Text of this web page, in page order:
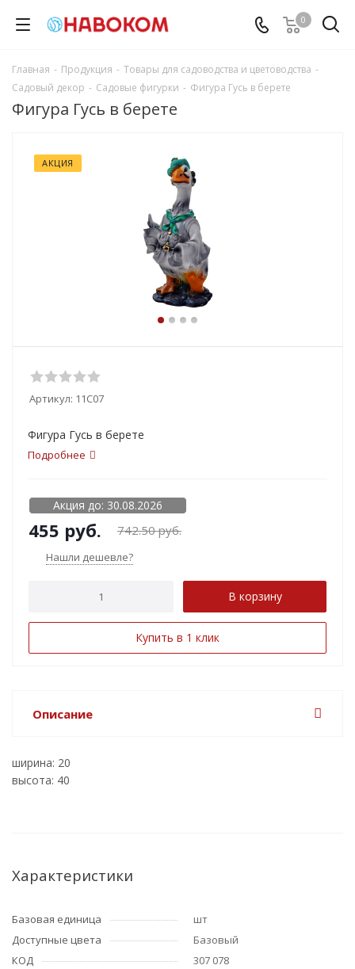
0
Главная - Продукция - Товары для садоводства и цветоводства -
Садовый декор - Садовые фигурки - Фигура Гусь в берете
Фигура Гусь в берете
АКЦИЯ
Артикул: 11С07
Фигура Гусь в берете
Подробнее
Акция до: 30.08.2026
455 руб. 742.50руб.
Нашли дешевле?
В корзину
Купить в 1 клик
Описание
ширина: 20
высота: 40
Характеристики
Базовая единица
шт
Доступные цвета
Базовый
КОД
307 078